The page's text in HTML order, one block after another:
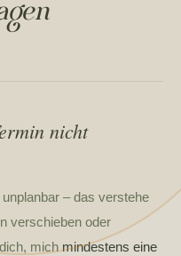
nicht
– das verstehe
verschieben oder
michmindestens eine